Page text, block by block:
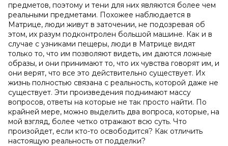
предметов, поэтому и тени для них являются более чем
реальными предметами. Похожее наблюдается в
Матрице, люди живут в заточении, не подозревая об
этом, их разум подконтролен большой машине. Как и в
случае с узниками пещеры, люди в Матрице видят
только то, что им позволяют видеть, им даются ложные
образы, и они принимают то, что их чувства говорят им, и
они верят, что все это действительно существует. Их
жизнь полностью связана с реальность, которой даже не
существует. Эти произведения поднимают массу
вопросов, ответы на которые не так просто найти. По
крайней мере, можно выделить два вопроса, которые, на
мой взгляд, более четко отражают всю суть. Что
произойдет, если кто-то освободится? Как отличить
настоящую реальность от подделки?